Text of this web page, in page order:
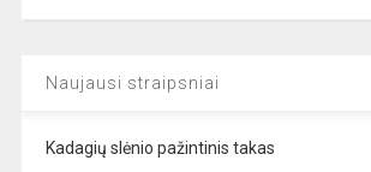
Naujausi straipsniai
Kadagių slėnio pažintinis takas